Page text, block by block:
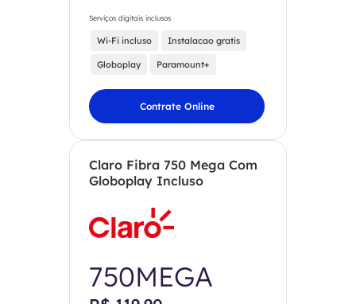
Serviços digitais inclusos
Wi-Fi incluso Instalacao gratis
Globoplay Paramount+
Contrate Online
Claro Fibra 750 Mega Com
Globoplay Incluso
750MEGA